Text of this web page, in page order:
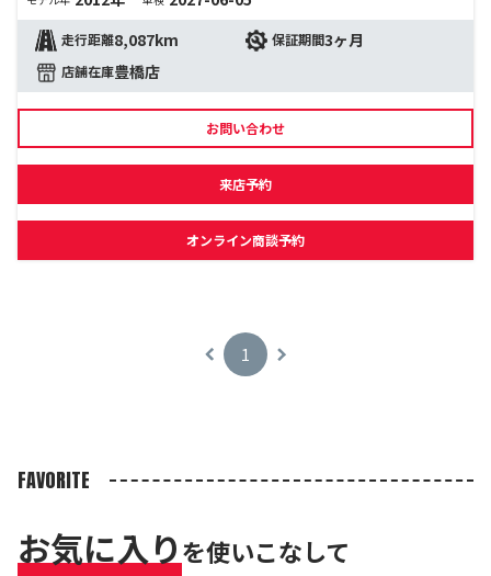
走行距離8,087km 保証期間3ヶ月
店舗在庫豊橋店
お問い合わせ
来店予約
オンライン商談予約
1
FAVORITE
お気に入りを使いこなして